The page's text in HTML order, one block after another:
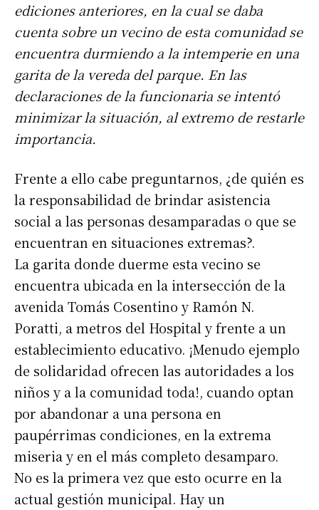
ediciones anteriores, en la cual se daba
cuenta sobre un vecino de esta comunidad se
encuentra durmiendo a la intemperie en una
garita de la vereda del parque. En las
declaraciones de la funcionaria se intentó
minimizar la situación, al extremo de restarle
importancia.
Frente a ello cabe preguntarnos, ¿de quién es
la responsabilidad de brindar asistencia
social a las personas desamparadas o que se
encuentran en situaciones extremas?.
La garita donde duerme esta vecino se
encuentra ubicada en la intersección de la
avenida Tomás Cosentino y Ramón N.
Poratti, a metros del Hospital y frente a un
establecimiento educativo. ¡Menudo ejemplo
de solidaridad ofrecen las autoridades a los
niños y a la comunidad toda!, cuando optan
por abandonar a una persona en
paupérrimas condiciones, en la extrema
miseria y en el más completo desamparo.
No es la primera vez que esto ocurre en la
actual gestión municipal. Hay un